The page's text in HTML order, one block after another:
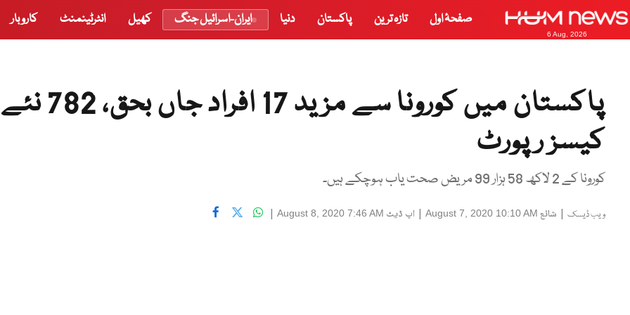
6 Aug, 2026
صفحۂ اول تازہ ترین پاکستان دنیا ایران-اسرائیل جنگ کھیل انٹرٹینمنٹ کاروبار
پاکستان میں کورونا سے مزید 17 افراد جاں بحق، 782 نئے
کیسز رپورٹ
کورونا کے 2 لاکھ 58 ہزار 99 مریض صحت یاب ہوچکے ہیں۔
ویب ڈیسک | شائع August 7, 2020 10:10 AM
| اپ ڈیٹ August 8, 2020 7:46 AM
|